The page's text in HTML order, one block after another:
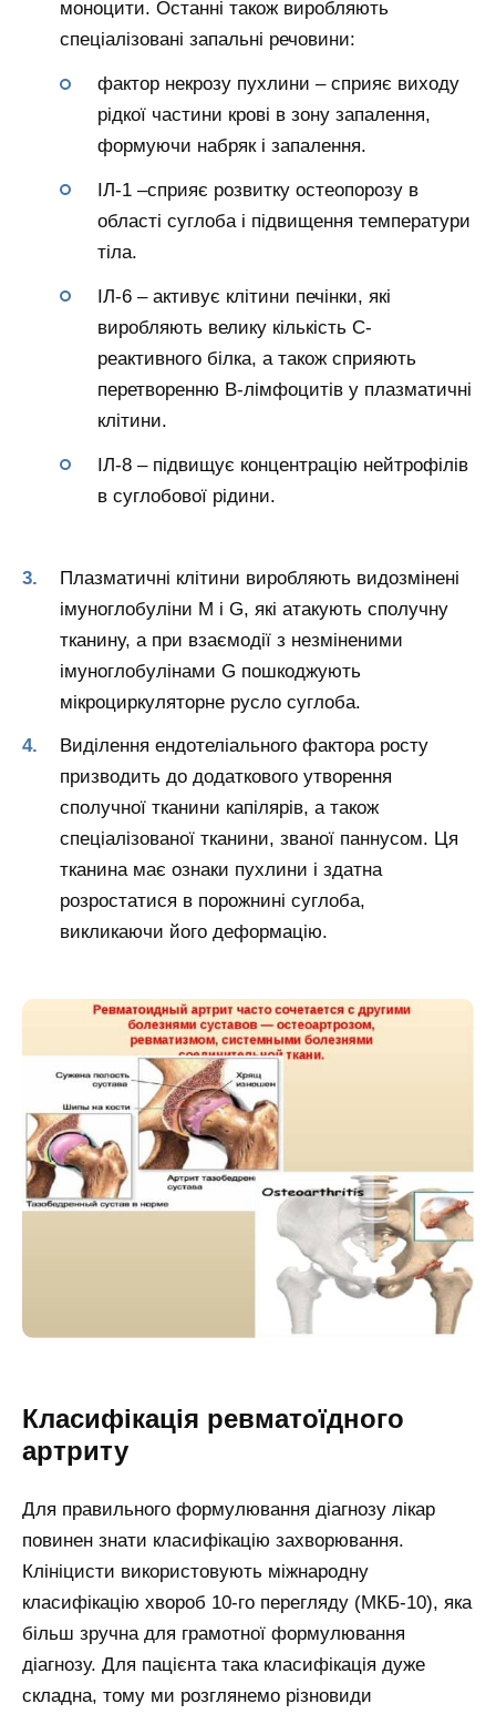
моноцити. Останні також виробляють
спеціалізовані запальні речовини:
фактор некрозу пухлини – сприяє виходу
рідкої частини крові в зону запалення,
формуючи набряк і запалення.
ІЛ-1 –сприяє розвитку остеопорозу в
області суглоба і підвищення температури
тіла.
ІЛ-6 – активує клітини печінки, які
виробляють велику кількість С-
реактивного білка, а також сприяють
перетворенню В-лімфоцитів у плазматичні
клітини.
ІЛ-8 – підвищує концентрацію нейтрофілів
в суглобової рідини.
Плазматичні клітини виробляють видозмінені
імуноглобуліни M і G, які атакують сполучну
тканину, а при взаємодії з незміненими
імуноглобулінами G пошкоджують
мікроциркуляторне русло суглоба.
Виділення ендотеліального фактора росту
призводить до додаткового утворення
сполучної тканини капілярів, а також
спеціалізованої тканини, званої паннусом. Ця
тканина має ознаки пухлини і здатна
розростатися в порожнині суглоба,
викликаючи його деформацію.
Класифікація ревматоїдного
артриту
Для правильного формулювання діагнозу лікар
повинен знати класифікацію захворювання.
Клініцисти використовують міжнародну
класифікацію хвороб 10-го перегляду (МКБ-10), яка
більш зручна для грамотної формулювання
діагнозу. Для пацієнта така класифікація дуже
складна, тому ми розглянемо різновиди